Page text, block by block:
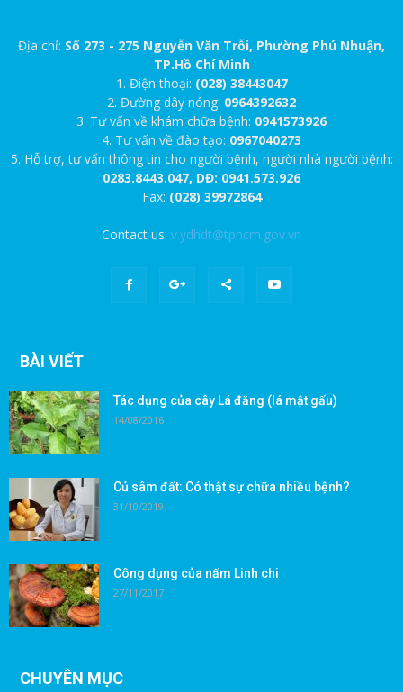
Địa chỉ: Số 273 - 275 Nguyễn Văn Trỗi, Phường Phú Nhuận,
TP.Hồ Chí Minh
1. Điện thoại: (028) 38443047
2. Đường dây nóng: 0964392632
3. Tư vấn về khám chữa bệnh: 0941573926
4. Tư vấn về đào tạo: 0967040273
5. Hỗ trợ, tư vấn thông tin cho người bệnh, người nhà người bệnh:
0283.8443.047, DĐ: 0941.573.926
Fax: (028) 39972864
Contact us: v.ydhdt@tphcm.gov.vn
BÀI VIẾT
Tác dụng của cây Lá đắng (lá mật gấu)
14/08/2016
Củ sâm đất: Có thật sự chữa nhiều bệnh?
31/10/2019
Công dụng của nấm Linh chi
27/11/2017
CHUYÊN MỤC